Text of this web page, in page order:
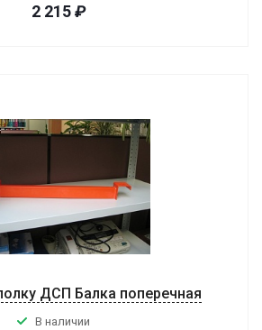
2 215₽
ДСП Балка поперечная
В наличии